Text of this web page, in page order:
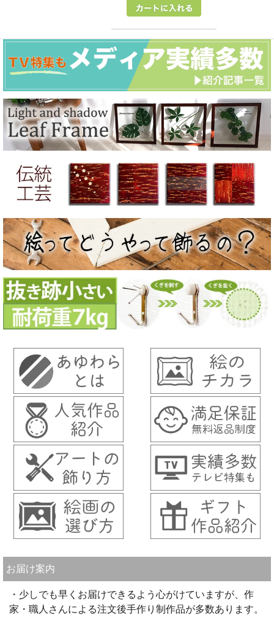
お届け案内
・少しでも早くお届けできるよう心がけていますが、作
家・職人さんによる注文後手作り制作品が多数あります。